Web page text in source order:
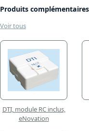
Produits complémentaires
Voir tous
DTI, module RC inclus,
eNovation